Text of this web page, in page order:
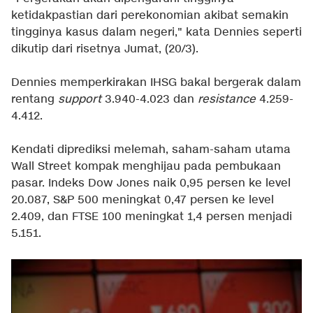
ketidakpastian dari perekonomian akibat semakin
tingginya kasus dalam negeri," kata Dennies seperti
dikutip dari risetnya Jumat, (20/3).
Dennies memperkirakan IHSG bakal bergerak dalam
rentang support3.940-4.023 dan resistance 4.259-
4.412.
Kendati diprediksi melemah, saham-saham utama
Wall Street kompak menghijau pada pembukaan
pasar. Indeks Dow Jones naik 0,95 persen ke level
20.087, S&P 500 meningkat 0,47 persen ke level
2.409, dan FTSE 100 meningkat 1,4 persen menjadi
5.151.